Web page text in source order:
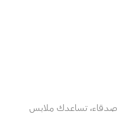
تساعدك ملابس